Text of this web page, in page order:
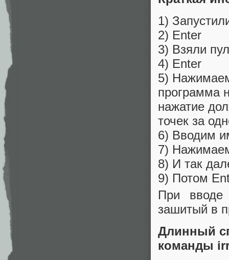
1)
2) Enter
3) Взяли
4) Enter
5)
программа
нажатие
точек за
6) Вводим
7)
8) И так
9) Потом
При вводе
зашитый в
Длинный
команды